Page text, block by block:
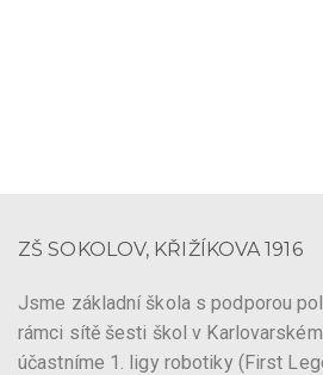
ZŠ SOKOLOV, KŘIŽÍKOVA 1916
Jsme základní škola s podporou
rámci sítě šesti škol v
účastníme 1. ligy robotiky (First